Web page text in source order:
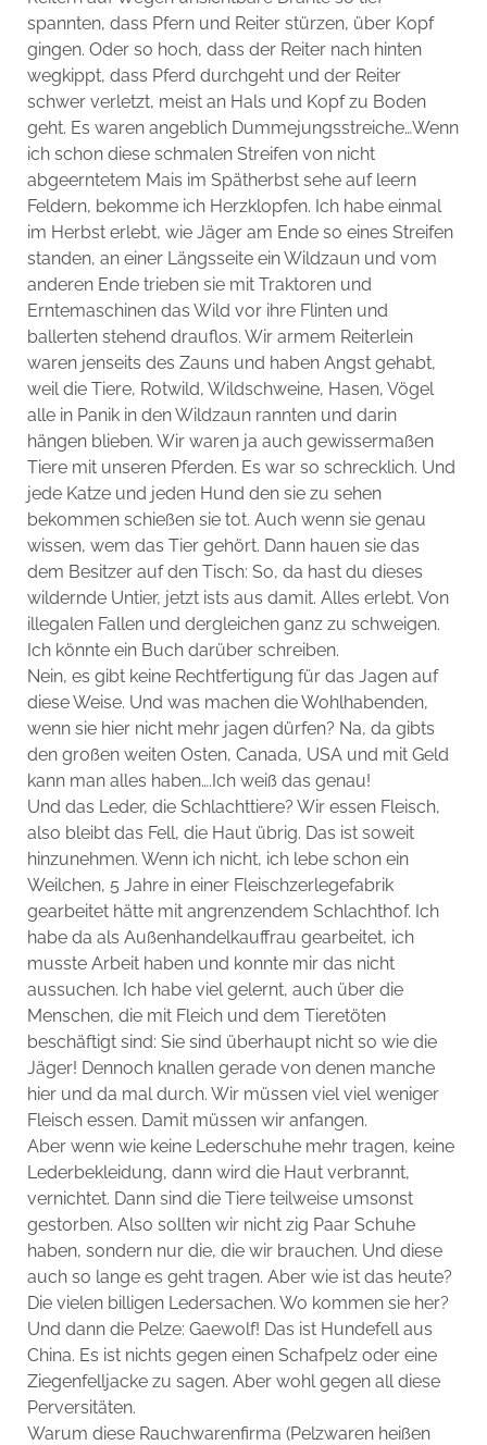
spannten, dass Pfern und Reiter stürzen, über Kopf
gingen. Oder so hoch, dass der Reiter nach hinten
wegkippt, dass Pferd durchgeht und der Reiter
schwer verletzt, meist an Hals und Kopf zu Boden
geht. Es waren angeblich Dummejungsstreiche…Wenn
ich schon diese schmalen Streifen von nicht
abgeerntetem Mais im Spätherbst sehe auf leern
Feldern, bekomme ich Herzklopfen. Ich habe einmal
im Herbst erlebt, wie Jäger am Ende so eines Streifen
standen, an einer Längsseite ein Wildzaun und vom
anderen Ende trieben sie mit Traktoren und
Erntemaschinen das Wild vor ihre Flinten und
ballerten stehend drauflos. Wir armem Reiterlein
waren jenseits des Zauns und haben Angst gehabt,
weil die Tiere, Rotwild, Wildschweine, Hasen, Vögel
alle in Panik in den Wildzaun rannten und darin
hängen blieben. Wir waren ja auch gewissermaßen
Tiere mit unseren Pferden. Es war so schrecklich. Und
jede Katze und jeden Hund den sie zu sehen
bekommen schießen sie tot. Auch wenn sie genau
wissen, wem das Tier gehört. Dann hauen sie das
dem Besitzer auf den Tisch: So, da hast du dieses
wildernde Untier, jetzt ists aus damit. Alles erlebt. Von
illegalen Fallen und dergleichen ganz zu schweigen.
Ich könnte ein Buch darüber schreiben.
Nein, es gibt keine Rechtfertigung für das Jagen auf
diese Weise. Und was machen die Wohlhabenden,
wenn sie hier nicht mehr jagen dürfen? Na, da gibts
den großen weiten Osten, Canada, USA und mit Geld
kann man alles haben….Ich weiß das genau!
Und das Leder, die Schlachttiere? Wir essen Fleisch,
also bleibt das Fell, die Haut übrig. Das ist soweit
hinzunehmen. Wenn ich nicht, ich lebe schon ein
Weilchen, 5 Jahre in einer Fleischzerlegefabrik
gearbeitet hätte mit angrenzendem Schlachthof. Ich
habe da als Außenhandelkauffrau gearbeitet, ich
musste Arbeit haben und konnte mir das nicht
aussuchen. Ich habe viel gelernt, auch über die
Menschen, die mit Fleich und dem Tieretöten
beschäftigt sind: Sie sind überhaupt nicht so wie die
Jäger! Dennoch knallen gerade von denen manche
hier und da mal durch. Wir müssen viel viel weniger
Fleisch essen. Damit müssen wir anfangen.
Aber wenn wie keine Lederschuhe mehr tragen, keine
Lederbekleidung, dann wird die Haut verbrannt,
vernichtet. Dann sind die Tiere teilweise umsonst
gestorben. Also sollten wir nicht zig Paar Schuhe
haben, sondern nur die, die wir brauchen. Und diese
auch so lange es geht tragen. Aber wie ist das heute?
Die vielen billigen Ledersachen. Wo kommen sie her?
Und dann die Pelze: Gaewolf! Das ist Hundefell aus
China. Es ist nichts gegen einen Schafpelz oder eine
Ziegenfelljacke zu sagen. Aber wohl gegen all diese
Perversitäten.
Warum diese Rauchwarenfirma (Pelzwaren heißen